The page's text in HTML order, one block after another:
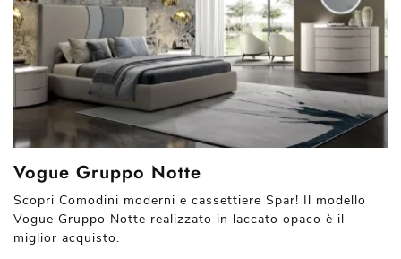
Vogue Gruppo Notte
Scopri Comodini moderni e cassettiere Spar! Il modello
Vogue Gruppo Notte realizzato in laccato opaco è il
miglior acquisto.